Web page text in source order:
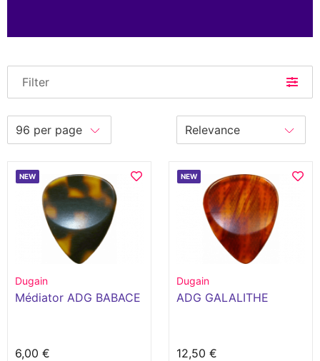
Filter
NEW
Dugain
Médiator ADG BABACE
6,00 €
NEW
Dugain
ADG GALALITHE
12,50 €